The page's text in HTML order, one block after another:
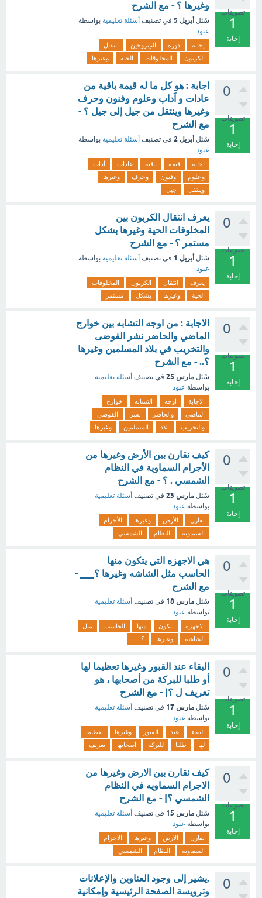
تصويتات
1
إجابة
وغيرها ؟ - مع الشرح
سُئل أبريل 5 في تصنيف أسئلة تعليمية بواسطة
عبود
إجابة دورة النيتروجين
انتقال
الكربون
المخلوقات الحيه وغيرها
0
تصويتات
1
إجابة
اجابة : هو كل ما له قيمة باقية من
عادات و اَداب وعلوم وفنون وحرف
وغيرها وينتقل من جيل إلى جيل ؟ -
مع الشرح
سُئل أبريل 2 في تصنيف أسئلة تعليمية بواسطة
عبود
اجابة قيمة باقية عادات
اَداب
وعلوم
وفنون وحرف
وغيرها
وينتقل
جيل
0
تصويتات
1
إجابة
يعرف انتقال الكربون بين
المخلوقات الحية وغيرها بشكل
مستمر ؟ - مع الشرح
سُئل أبريل 1 في تصنيف أسئلة تعليمية بواسطة
عبود
يعرف انتقال الكربون
المخلوقات
الحية
وغيرها بشكل مستمر
0
تصويتات
1
إجابة
الاجابة : من اوجه التشابه بين خوارج
الماضي والحاضر نشر الفوضى
والتخريب في بلاد المسلمين وغيرها
؟.. - مع الشرح
سُئل مارس 25 في تصنيف أسئلة تعليمية
بواسطة عبود
الاجابة اوجه التشابه
خوارج
الماضي
والحاضر نشر
الفوضى
والتخريب
بلاد المسلمين وغيرها
0
تصويتات
1
إجابة
كيف نقارن بين الأرض وغيرها من
الأجرام السماوية في النظام
الشمسي . ؟ - مع الشرح
سُئل مارس 23 في تصنيف أسئلة تعليمية
بواسطة عبود
نقارن الأرض وغيرها
الأجرام
السماوية
النظام الشمسي
0
تصويتات
1
إجابة
هي الاجهزه التي يتكون منها
الحاسب مثل الشاشه وغيرها ؟___ -
مع الشرح
سُئل مارس 18 في تصنيف أسئلة تعليمية
بواسطة عبود
الاجهزه يتكون منها الحاسب
مثل
الشاشه
وغيرها ؟___
0
تصويتات
1
إجابة
البقاء عند القبور وغيرها تعظيما لها
أو طلبا للبركة من أصحابها ، هو
تعريف ل ؟| - مع الشرح
سُئل مارس 17 في تصنيف أسئلة تعليمية
بواسطة عبود
البقاء عند القبور وغيرها
تعظيما
لها
طلبا للبركة أصحابها تعريف
0
تصويتات
1
إجابة
كيف نقارن بين الارض وغيرها من
الاجرام السماويه في النظام
الشمسي ؟| - مع الشرح
سُئل مارس 15 في تصنيف أسئلة تعليمية
بواسطة عبود
نقارن الارض وغيرها
الاجرام
السماويه
النظام الشمسي
0
.يشير إلى وجود العناوين والإعلانات
وترويسة الصفحة الرئيسية وإمكانية